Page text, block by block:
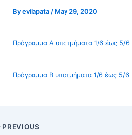
Byevilapata / May 29, 2020
Πρόγραμμα Α υποτμήματα 1/6 έως 5/6
Πρόγραμμα Β υποτμήματα 1/6 έως 5/6
PREVIOUS